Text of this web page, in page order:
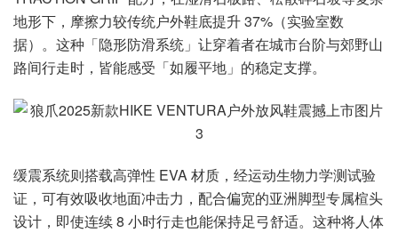
地形下，摩擦力较传统户外鞋底提升 37%（实验室数
据）。这种「隐形防滑系统」让穿着者在城市台阶与郊野山
路间行走时，皆能感受「如履平地」的稳定支撑。
缓震系统则搭载高弹性 EVA 材质，经运动生物力学测试验
证，可有效吸收地面冲击力，配合偏宽的亚洲脚型专属楦头
设计，即使连续 8 小时行走也能保持足弓舒适。这种将人体